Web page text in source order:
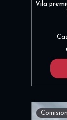
Vila